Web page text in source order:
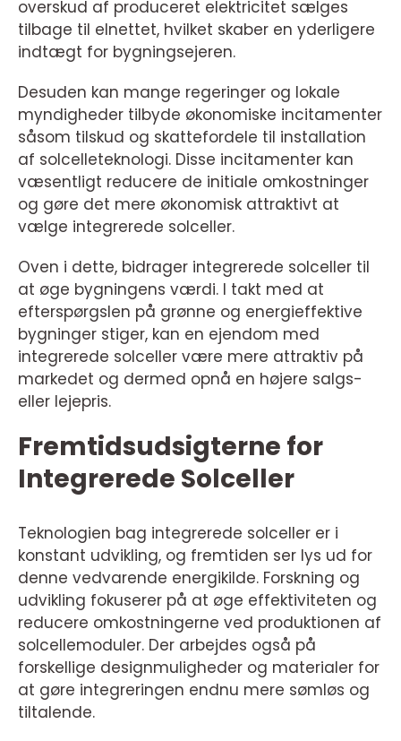
overskud af produceret elektricitet sælges
tilbage til elnettet, hvilket skaber en yderligere
indtægt for bygningsejeren.
Desuden kan mange regeringer og lokale
myndigheder tilbyde økonomiske incitamenter
såsom tilskud og skattefordele til installation
af solcelleteknologi. Disse incitamenter kan
væsentligt reducere de initiale omkostninger
og gøre det mere økonomisk attraktivt at
vælge integrerede solceller.
Oven i dette, bidrager integrerede solceller til
at øge bygningens værdi. I takt med at
efterspørgslen på grønne og energieffektive
bygninger stiger, kan en ejendom med
integrerede solceller være mere attraktiv på
markedet og dermed opnå en højere salgs-
eller lejepris.
Fremtidsudsigterne for
Integrerede Solceller
Teknologien bag integrerede solceller er i
konstant udvikling, og fremtiden ser lys ud for
denne vedvarende energikilde. Forskning og
udvikling fokuserer på at øge effektiviteten og
reducere omkostningerne ved produktionen af
solcellemoduler. Der arbejdes også på
forskellige designmuligheder og materialer for
at gøre integreringen endnu mere sømløs og
tiltalende.